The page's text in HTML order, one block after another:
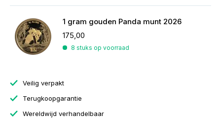
1 gram gouden Panda munt 2026
175,00
8 stuks op voorraad
Veilig verpakt
Terugkoopgarantie
Wereldwijd verhandelbaar